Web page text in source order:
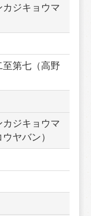
ジキョウマ
第七（高野
ジキョウマ
ヤバン）